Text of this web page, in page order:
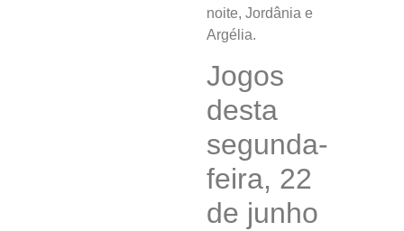
noite, Jordânia e
Argélia.
Jogos
desta
segunda-
feira, 22
de junho